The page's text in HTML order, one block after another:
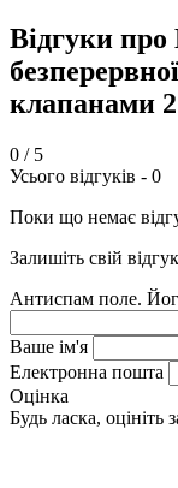
Відгуки
клапанами
0 / 5
Усього відгуків - 0
Поки що немає
Залишіть свій
Антиспам поле.
Ваше ім'я
Електронна пошта
Оцінка
Будь ласка,